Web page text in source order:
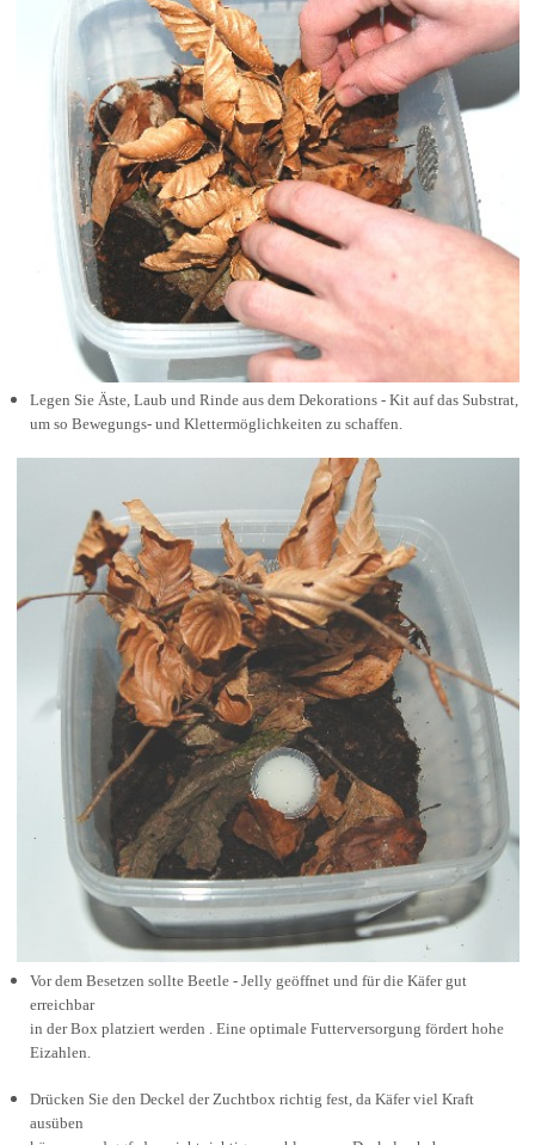
Legen Sie Äste, Laub und Rinde aus dem Dekorations - Kit auf das Substrat,
um so Bewegungs- und Klettermöglichkeiten zu schaffen.
Vor dem Besetzen sollte Beetle - Jelly geöffnet und für die Käfer gut
erreichbar
in der Box platziert werden . Eine optimale Futterversorgung fördert hohe
Eizahlen.
Drücken Sie den Deckel der Zuchtbox richtig fest, da Käfer viel Kraft
ausüben